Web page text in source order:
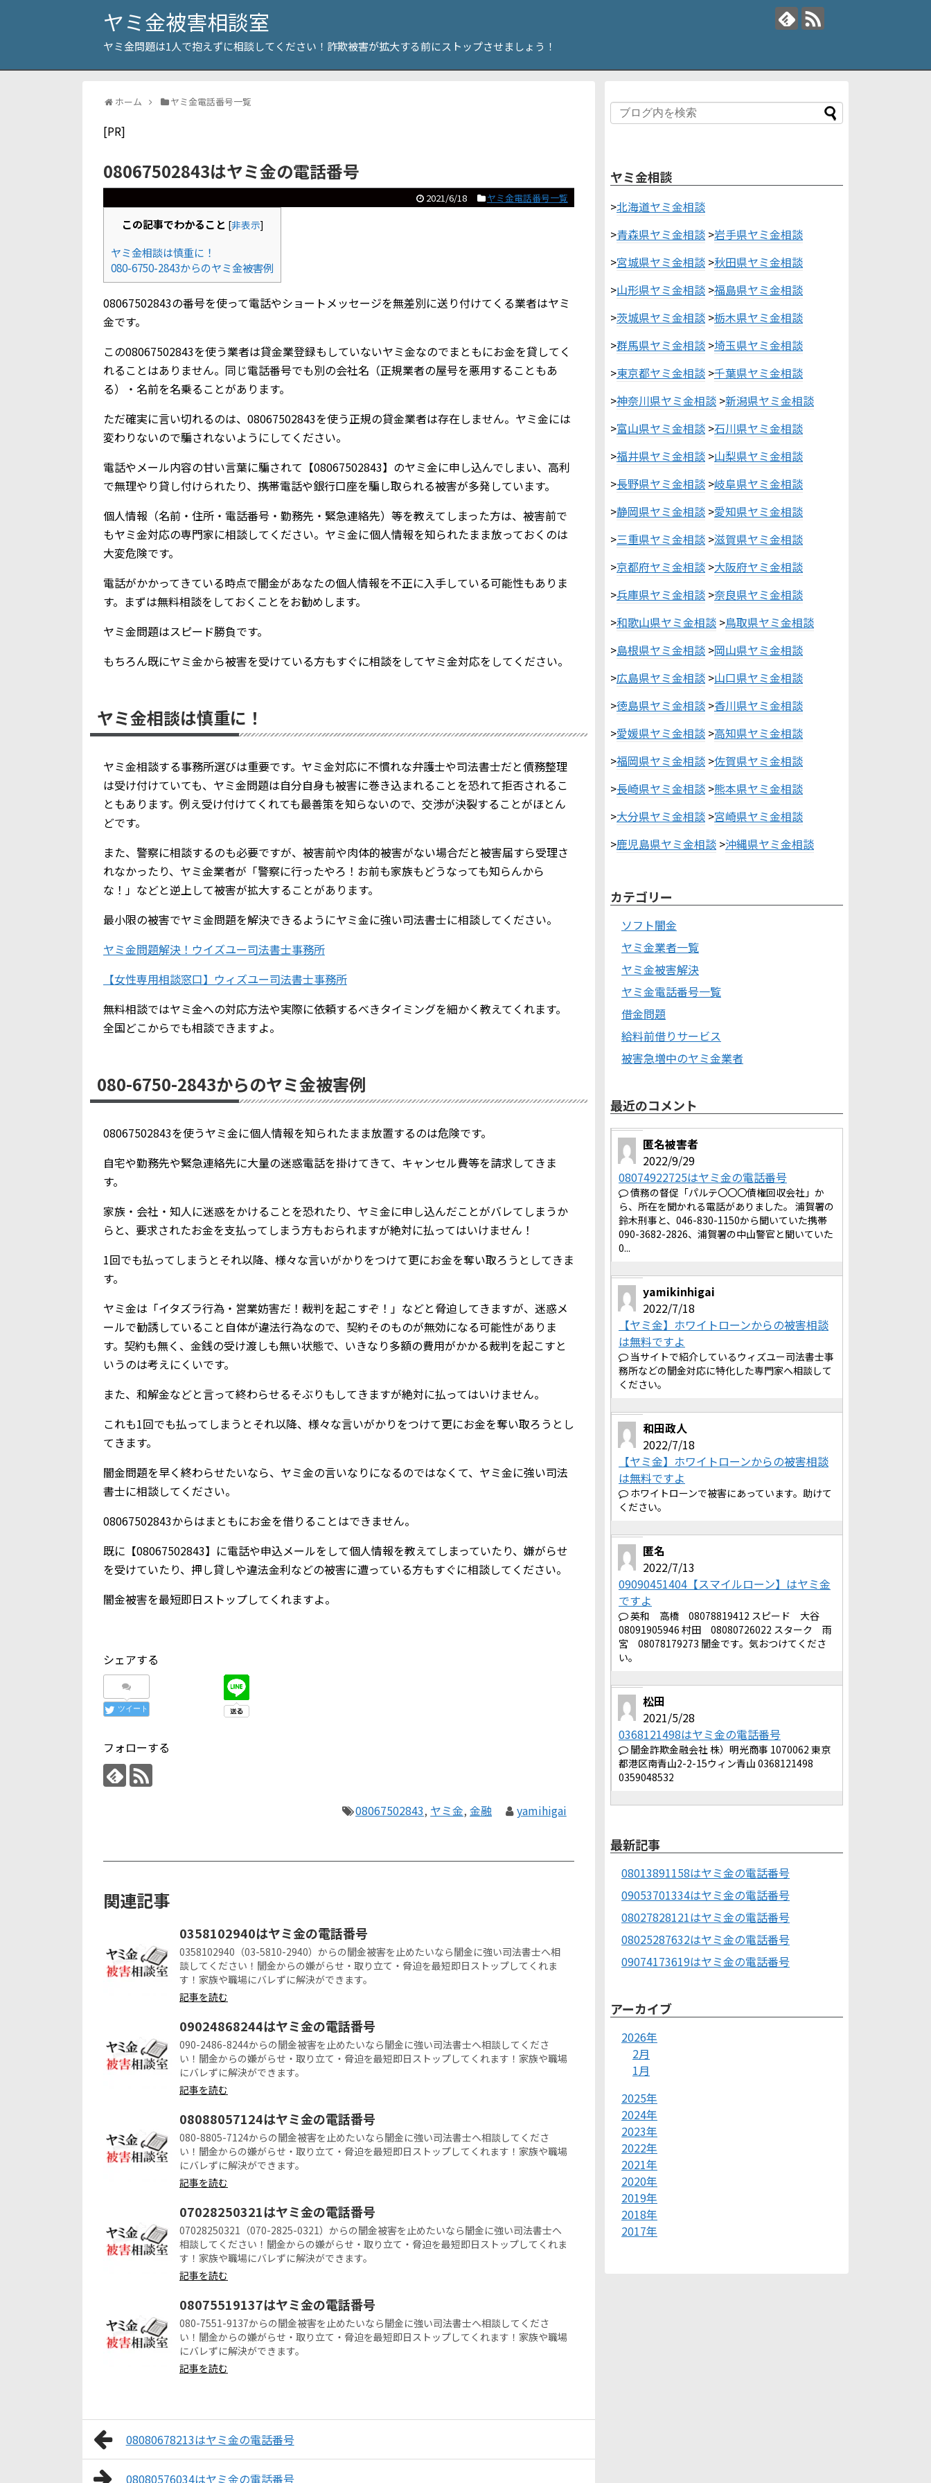
ヤミ金被害相談室
ヤミ金問題は1人で抱えずに相談してください！詐欺被害が拡大する前にストップさせましょう！
ホーム ヤミ金電話番号一覧
[PR]
08067502843はヤミ金の電話番号
2021/6/18 ヤミ金電話番号一覧
この記事でわかること [非表示]
ヤミ金相談は慎重に！
080-6750-2843からのヤミ金被害例
08067502843の番号を使って電話やショートメッセージを無差別に送り付けてくる業者はヤミ
金です。
この08067502843を使う業者は貸金業登録もしていないヤミ金なのでまともにお金を貸してく
れることはありません。同じ電話番号でも別の会社名（正規業者の屋号を悪用することもあ
る）・名前を名乗ることがあります。
ただ確実に言い切れるのは、08067502843を使う正規の貸金業者は存在しません。ヤミ金には
変わりないので騙されないようにしてください。
電話やメール内容の甘い言葉に騙されて【08067502843】のヤミ金に申し込んでしまい、高利
で無理やり貸し付けられたり、携帯電話や銀行口座を騙し取られる被害が多発しています。
個人情報（名前・住所・電話番号・勤務先・緊急連絡先）等を教えてしまった方は、被害前で
もヤミ金対応の専門家に相談してください。ヤミ金に個人情報を知られたまま放っておくのは
大変危険です。
電話がかかってきている時点で闇金があなたの個人情報を不正に入手している可能性もありま
す。まずは無料相談をしておくことをお勧めします。
ヤミ金問題はスピード勝負です。
もちろん既にヤミ金から被害を受けている方もすぐに相談をしてヤミ金対応をしてください。
ヤミ金相談は慎重に！
ヤミ金相談する事務所選びは重要です。ヤミ金対応に不慣れな弁護士や司法書士だと債務整理
は受け付けていても、ヤミ金問題は自分自身も被害に巻き込まれることを恐れて拒否されるこ
ともあります。例え受け付けてくれても最善策を知らないので、交渉が決裂することがほとん
どです。
また、警察に相談するのも必要ですが、被害前や肉体的被害がない場合だと被害届すら受理さ
れなかったり、ヤミ金業者が「警察に行ったやろ！お前も家族もどうなっても知らんから
な！」などと逆上して被害が拡大することがあります。
最小限の被害でヤミ金問題を解決できるようにヤミ金に強い司法書士に相談してください。
ヤミ金問題解決！ウイズユー司法書士事務所
【女性専用相談窓口】ウィズユー司法書士事務所
無料相談ではヤミ金への対応方法や実際に依頼するべきタイミングを細かく教えてくれます。
全国どこからでも相談できますよ。
080-6750-2843からのヤミ金被害例
08067502843を使うヤミ金に個人情報を知られたまま放置するのは危険です。
自宅や勤務先や緊急連絡先に大量の迷惑電話を掛けてきて、キャンセル費等を請求してきま
す。
家族・会社・知人に迷惑をかけることを恐れたり、ヤミ金に申し込んだことがバレてしまうか
らと、要求されたお金を支払ってしまう方もおられますが絶対に払ってはいけません！
1回でも払ってしまうとそれ以降、様々な言いがかりをつけて更にお金を奪い取ろうとしてきま
す。
ヤミ金は「イタズラ行為・営業妨害だ！裁判を起こすぞ！」などと脅迫してきますが、迷惑メ
ールで勧誘していること自体が違法行為なので、契約そのものが無効になる可能性がありま
す。契約も無く、金銭の受け渡しも無い状態で、いきなり多額の費用がかかる裁判を起こすと
いうのは考えにくいです。
また、和解金などと言って終わらせるそぶりもしてきますが絶対に払ってはいけません。
これも1回でも払ってしまうとそれ以降、様々な言いがかりをつけて更にお金を奪い取ろうとし
てきます。
闇金問題を早く終わらせたいなら、ヤミ金の言いなりになるのではなくて、ヤミ金に強い司法
書士に相談してください。
08067502843からはまともにお金を借りることはできません。
既に【08067502843】に電話や申込メールをして個人情報を教えてしまっていたり、嫌がらせ
を受けていたり、押し貸しや違法金利などの被害に遭っている方もすぐに相談してください。
闇金被害を最短即日ストップしてくれますよ。
シェアする
ツイート
フォローする
08067502843, ヤミ金,金融 yamihigai
関連記事
0358102940はヤミ金の電話番号
0358102940（03-5810-2940）からの闇金被害を止めたいなら闇金に強い司法書士へ相
談してください！闇金からの嫌がらせ・取り立て・脅迫を最短即日ストップしてくれま
す！家族や職場にバレずに解決ができます。
記事を読む
09024868244はヤミ金の電話番号
090-2486-8244からの闇金被害を止めたいなら闇金に強い司法書士へ相談してくださ
い！闇金からの嫌がらせ・取り立て・脅迫を最短即日ストップしてくれます！家族や職場
にバレずに解決ができます。
記事を読む
08088057124はヤミ金の電話番号
080-8805-7124からの闇金被害を止めたいなら闇金に強い司法書士へ相談してくださ
い！闇金からの嫌がらせ・取り立て・脅迫を最短即日ストップしてくれます！家族や職場
にバレずに解決ができます。
記事を読む
07028250321はヤミ金の電話番号
07028250321（070-2825-0321）からの闇金被害を止めたいなら闇金に強い司法書士へ
相談してください！闇金からの嫌がらせ・取り立て・脅迫を最短即日ストップしてくれま
す！家族や職場にバレずに解決ができます。
記事を読む
08075519137はヤミ金の電話番号
080-7551-9137からの闇金被害を止めたいなら闇金に強い司法書士へ相談してくださ
い！闇金からの嫌がらせ・取り立て・脅迫を最短即日ストップしてくれます！家族や職場
にバレずに解決ができます。
記事を読む
08080678213はヤミ金の電話番号
08080576034はヤミ金の電話番号
ヤミ金相談
>北海道ヤミ金相談
>青森県ヤミ金相談 >岩手県ヤミ金相談
>宮城県ヤミ金相談 >秋田県ヤミ金相談
>山形県ヤミ金相談 >福島県ヤミ金相談
>茨城県ヤミ金相談 >栃木県ヤミ金相談
>群馬県ヤミ金相談 >埼玉県ヤミ金相談
>東京都ヤミ金相談 >千葉県ヤミ金相談
>神奈川県ヤミ金相談 >新潟県ヤミ金相談
>富山県ヤミ金相談 >石川県ヤミ金相談
>福井県ヤミ金相談 >山梨県ヤミ金相談
>長野県ヤミ金相談 >岐阜県ヤミ金相談
>静岡県ヤミ金相談 >愛知県ヤミ金相談
>三重県ヤミ金相談 >滋賀県ヤミ金相談
>京都府ヤミ金相談 >大阪府ヤミ金相談
>兵庫県ヤミ金相談 >奈良県ヤミ金相談
>和歌山県ヤミ金相談 >鳥取県ヤミ金相談
>島根県ヤミ金相談 >岡山県ヤミ金相談
>広島県ヤミ金相談 >山口県ヤミ金相談
>徳島県ヤミ金相談 >香川県ヤミ金相談
>愛媛県ヤミ金相談 >高知県ヤミ金相談
>福岡県ヤミ金相談 >佐賀県ヤミ金相談
>長崎県ヤミ金相談 >熊本県ヤミ金相談
>大分県ヤミ金相談 >宮崎県ヤミ金相談
>鹿児島県ヤミ金相談 >沖縄県ヤミ金相談
カテゴリー
ソフト闇金
ヤミ金業者一覧
ヤミ金被害解決
ヤミ金電話番号一覧
借金問題
給料前借りサービス
被害急増中のヤミ金業者
最近のコメント
匿名被害者
2022/9/29
08074922725はヤミ金の電話番号
債務の督促「パルテ〇〇〇債権回収会社」か
ら、所在を聞かれる電話がありました。 浦賀署の
鈴木刑事と、046-830-1150から聞いていた携帯
090-3682-2826、浦賀署の中山警官と聞いていた
0...
yamikinhigai
2022/7/18
【ヤミ金】ホワイトローンからの被害相談
は無料ですよ
当サイトで紹介しているウィズユー司法書士事
務所などの闇金対応に特化した専門家へ相談して
ください。
和田政人
2022/7/18
【ヤミ金】ホワイトローンからの被害相談
は無料ですよ
ホワイトローンで被害にあっています。助けて
ください。
匿名
2022/7/13
09090451404【スマイルローン】はヤミ金
ですよ
英和 高橋 08078819412 スピード 大谷
08091905946 村田 08080726022 スターク 雨
宮 08078179273 闇金です。気おつけてくださ
い。
松田
2021/5/28
0368121498はヤミ金の電話番号
闇金詐欺金融会社 株）明光商事 1070062 東京
都港区南青山2-2-15ウィン青山 0368121498
0359048532
最新記事
08013891158はヤミ金の電話番号
09053701334はヤミ金の電話番号
08027828121はヤミ金の電話番号
08025287632はヤミ金の電話番号
09074173619はヤミ金の電話番号
アーカイブ
2026年
2月
1月
2025年
2024年
2023年
2022年
2021年
2020年
2019年
2018年
2017年